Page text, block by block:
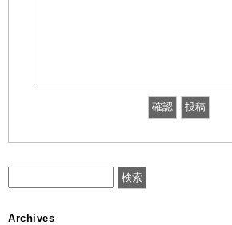
Archives